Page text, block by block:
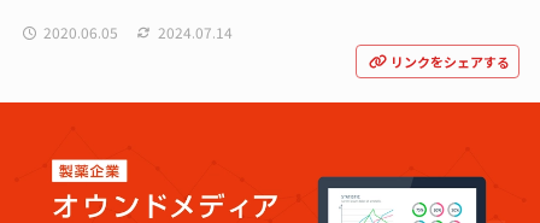
2020.06.05 2024.07.14
リンクをシェアする